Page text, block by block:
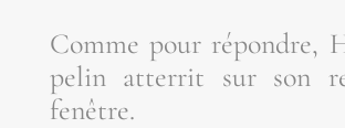
Comme pour répondre,
pe­lin atter­rit sur son
fenêtre.